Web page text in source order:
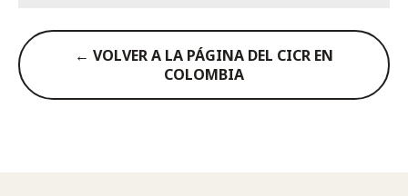
← VOLVER A LA PÁGINA DEL CICR EN
COLOMBIA